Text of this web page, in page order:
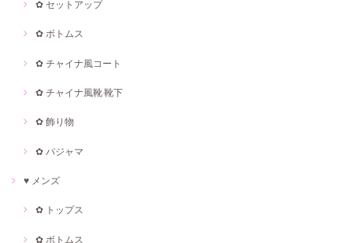
✿ セットアップ
✿ ボトムス
✿ チャイナ風コート
✿ チャイナ風靴·靴下
✿ 飾り物
✿ パジャマ
♥ メンズ
✿ トップス
✿ ボトムス